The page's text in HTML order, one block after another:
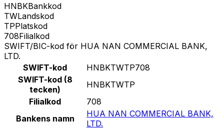
HNBKBankkod
TWLandskod
TPPlatskod
708Filialkod
SWIFT/BIC-kod för HUA NAN COMMERCIAL BANK,
LTD.
SWIFT-kod
HNBKTWTP708
SWIFT-kod (8
tecken)
HNBKTWTP
Filialkod
708
Bankens namn
HUA NAN COMMERCIAL BANK,
LTD.